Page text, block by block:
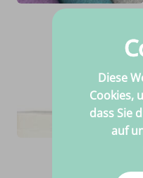
Elastisch
Breite
Hohe
€ 3.25 Pro
Diese
Cookies,
dass Sie
auf